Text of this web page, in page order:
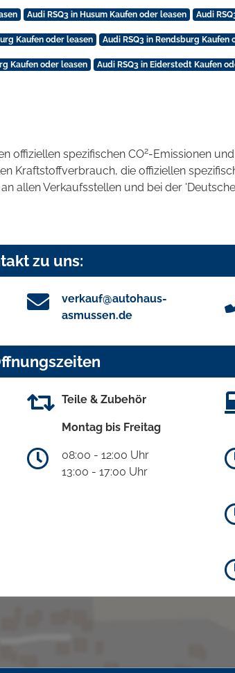
Audi RSQ3 in Husum Kaufen oder leasen Audi
Kaufen oder leasen Audi RSQ3 in Rendsburg Kaufen
Kaufen oder leasen Audi RSQ3 in Eiderstedt Kaufen
offiziellen spezifischen CO2-Emissionen
Kraftstoffverbrauch, die offiziellen
allen Verkaufsstellen und bei der
zu uns:
verkauf@autohaus-
asmussen.de
Teile & Zubehör
Montag bis Freitag
08:00 - 12:00 Uhr
13:00 - 17:00 Uhr